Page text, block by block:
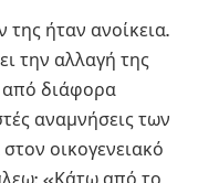
ήταν ανοίκεια.
την αλλαγή της
από διάφορα
αναμνήσεις των
οικογενειακό